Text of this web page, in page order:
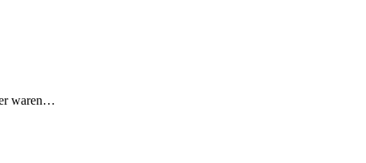
waren…